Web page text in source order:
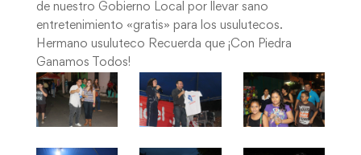
de nuestro Gobierno Local por llevar sano
entretenimiento «gratis» para los usulutecos.
Hermano usuluteco Recuerda que ¡Con Piedra
Ganamos Todos!